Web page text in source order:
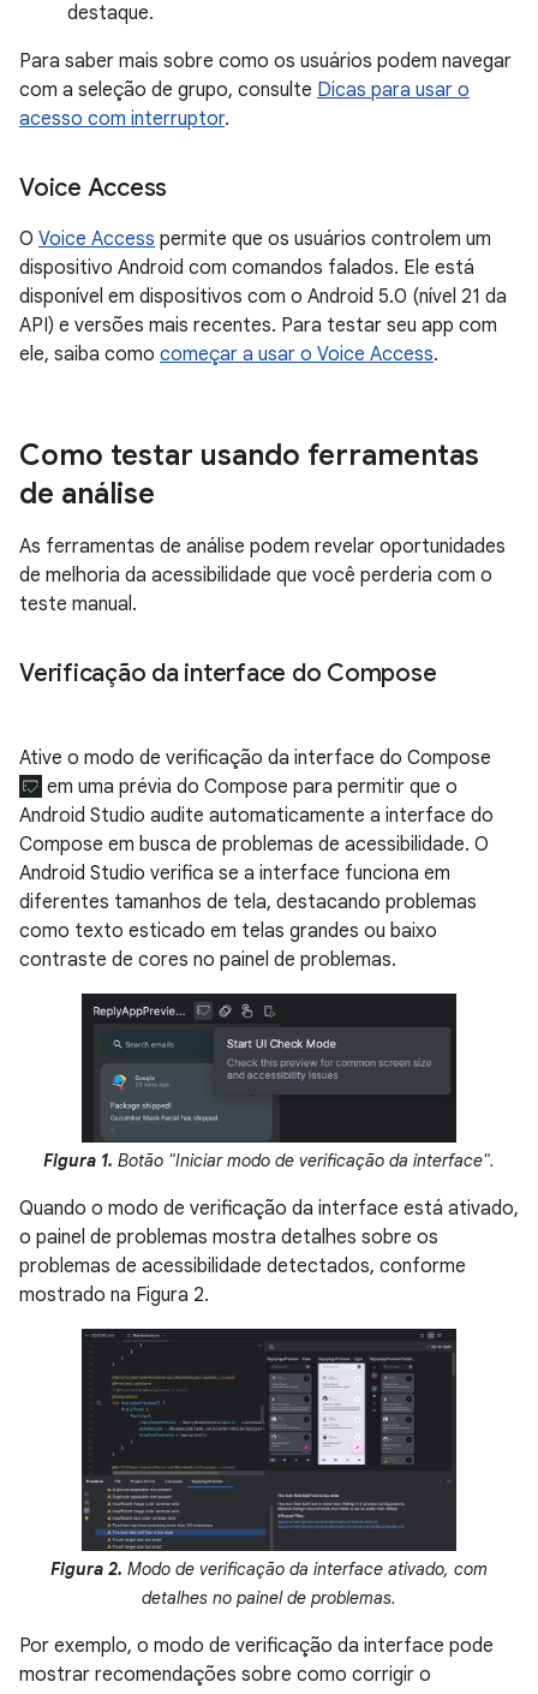
destaque.
Para saber mais sobre como os usuários podem navegar
com a seleção de grupo, consulte Dicas para usar o
acesso com interruptor.
Voice Access
O Voice Access permite que os usuários controlem um
dispositivo Android com comandos falados. Ele está
disponível em dispositivos com o Android 5.0 (nível 21 da
API) e versões mais recentes. Para testar seu app com
ele, saiba como começar a usar o Voice Access.
Como testar usando ferramentas
de análise
As ferramentas de análise podem revelar oportunidades
de melhoria da acessibilidade que você perderia com o
teste manual.
Verificação da interface do Compose
Ative o modo de verificação da interface do Compose
em uma prévia do Compose para permitir que o
Android Studio audite automaticamente a interface do
Compose em busca de problemas de acessibilidade. O
Android Studio verifica se a interface funciona em
diferentes tamanhos de tela, destacando problemas
como texto esticado em telas grandes ou baixo
contraste de cores no painel de problemas.
Figura 1. Botão "Iniciar modo de verificação da interface".
Quando o modo de verificação da interface está ativado,
o painel de problemas mostra detalhes sobre os
problemas de acessibilidade detectados, conforme
mostrado na Figura 2.
Figura 2. Modo de verificação da interface ativado, com
detalhes no painel de problemas.
Por exemplo, o modo de verificação da interface pode
mostrar recomendações sobre como corrigir o